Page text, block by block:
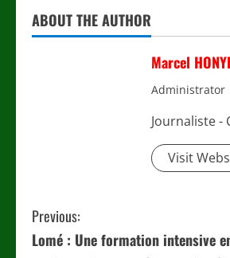
ABOUT THE AUTHOR
Marcel
Administrator
Journaliste -
Visit
C
Previous:
Lomé : Une formation intensive